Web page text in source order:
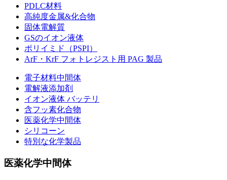
PDLC材料
高純度金属&化合物
固体電解質
GSのイオン液体
ポリイミド（PSPI）
ArF・KrF フォトレジスト用 PAG 製品
電子材料中間体
電解液添加剤
イオン液体 バッテリ
含フッ素化合物
医薬化学中間体
シリコーン
特別な化学製品
医薬化学中間体